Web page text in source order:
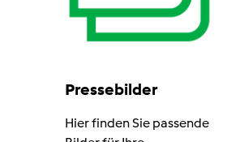
Pressebilder
Hier finden Sie passende